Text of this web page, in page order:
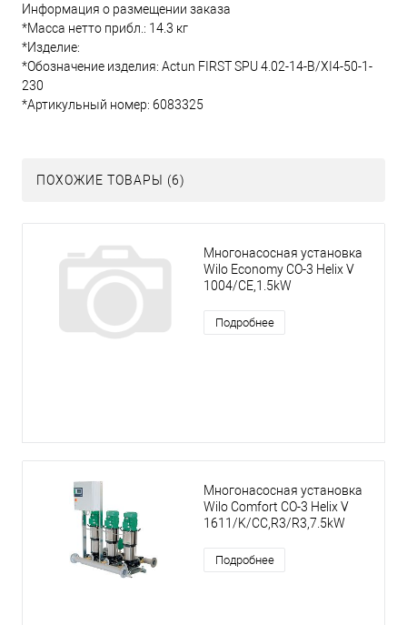
Информация о размещении заказа
*Масса нетто прибл.: 14.3 кг
*Изделие:
*Обозначение изделия: Actun FIRST SPU 4.02-14-B/XI4-50-1-
230
*Артикульный номер: 6083325
ПОХОЖИЕ ТОВАРЫ (6)
Многонасосная установка
Wilo Economy CO-3 Helix V
1004/CE,1.5kW
Подробнее
Многонасосная установка
Wilo Comfort CO-3 Helix V
1611/K/CC,R3/R3,7.5kW
Подробнее